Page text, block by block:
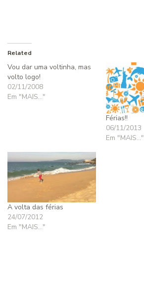
Related
Vou dar uma voltinha, mas
volto logo!
02/11/2008
Em "MAIS..."
Férias!!
06/11/2013
Em "MAIS..."
A volta das férias
24/07/2012
Em "MAIS..."